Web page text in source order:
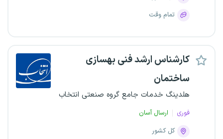
تمام وقت
کارشناس ارشد فنی بهسازی
ساختمان
هلدینگ خدمات جامع گروه صنعتی انتخاب
فوری
ارسال آسان
کل کشور